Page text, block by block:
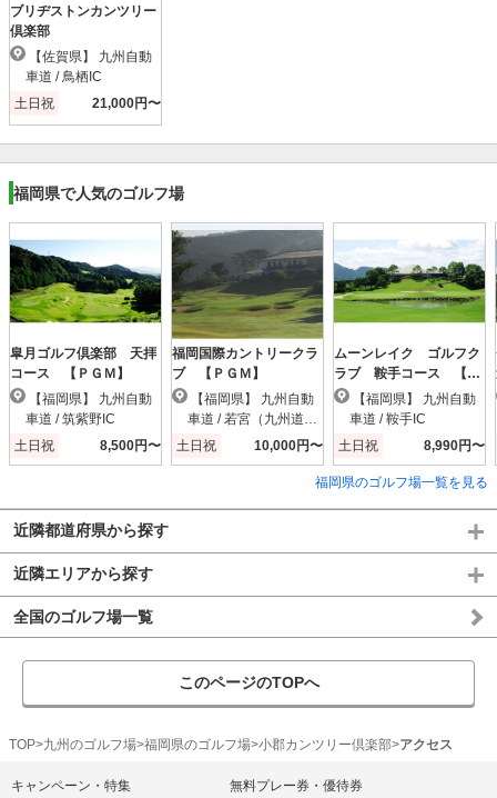
ブリヂストンカンツリー
倶楽部
車道 / 鳥栖IC
土日祝
21,000円〜
福岡県で人気のゴルフ場
皐月ゴルフ倶楽部 天拝
コース 【ＰＧＭ】
車道 / 筑紫野IC
土日祝
8,500円〜
福岡国際カントリークラ
ブ 【ＰＧＭ】
車道 / 若宮（九州道）I
C
土日祝 10,000円〜
ムーンレイク ゴルフク
ラブ 鞍手コース 【Ｐ
ＧＭ】
車道 / 鞍手IC
土日祝
8,990円〜
福岡県のゴルフ場一覧を見る
近隣都道府県から探す
近隣エリアから探す
全国のゴルフ場一覧
このページのTOPへ
TOP 九州のゴルフ場 福岡県のゴルフ場 小郡カンツリー倶楽部 アクセス
キャンペーン・特集 無料プレー券・優待券